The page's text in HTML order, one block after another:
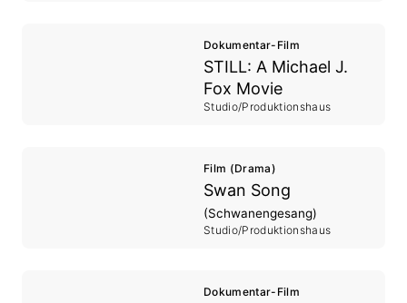
Dokumentar-Film
STILL: A Michael J.
Fox Movie
Studio/Produktionshaus
Film (Drama)
Swan Song
(Schwanengesang)
Studio/Produktionshaus
Dokumentar-Film